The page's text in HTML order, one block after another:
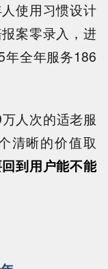
使用习惯设计
案零录入，进
年全年服务186
人次的适老服
清晰的价值取
到用户能不能